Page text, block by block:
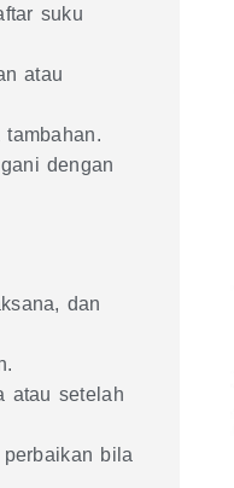
suku
atau
dengan
dan
atau setelah
bila